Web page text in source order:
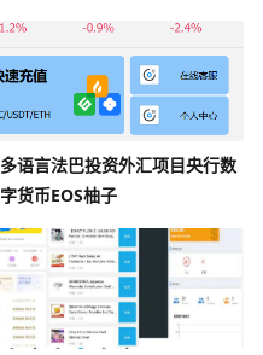
多语言法巴投资外汇项目央行数
字货币EOS柚子